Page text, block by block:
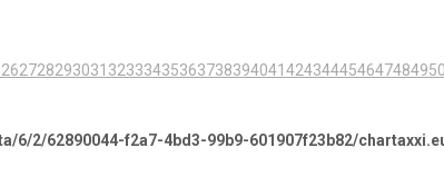
262728293031 32333435363738394041 424344454647484950
6/2/62890044-f2a7-4bd3-99b9-601907f23b82/